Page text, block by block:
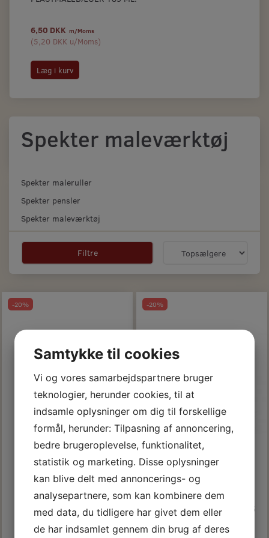
6,50 DKK m/Moms
(5,20 DKK u/Moms)
Læg i kurv
Spekter maleværktøj
Spekter maleruller
Spekter pensler
Spekter maleværktøj
Filtre
-20%
SPEKTER MICRO MESTER
REFILL 18 CM. STICK
-20%
SPEKTER X-TRA
VÆV-/GUMMISPARTEL 35
Samtykke til cookies
Vi og vores samarbejdspartnere bruger
teknologier, herunder cookies, til at
indsamle oplysninger om dig til forskellige
formål, herunder: Tilpasning af annoncering,
bedre brugeroplevelse, funktionalitet,
statistik og marketing. Disse oplysninger
kan blive delt med annoncerings- og
analysepartnere, som kan kombinere dem
med data, du tidligere har givet dem eller
de har indsamlet gennem din brug af deres